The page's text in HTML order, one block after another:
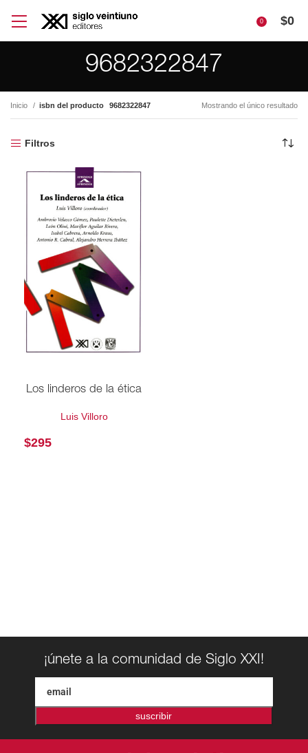
0 $0
9682322847
Inicio isbn del producto 9682322847 Mostrando el único resultado
Filtros
Los linderos de la ética
Luis Villoro
$295
¡únete a la comunidad de Siglo XXI!
suscribir